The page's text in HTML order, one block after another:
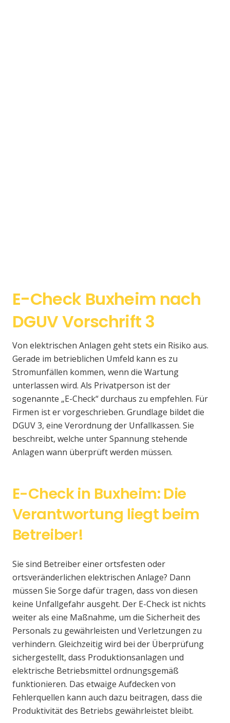
E-Check Buxheim nach
DGUV Vorschrift 3
Von elektrischen Anlagen geht stets ein Risiko aus.
Gerade im betrieblichen Umfeld kann es zu
Stromunfällen kommen, wenn die Wartung
unterlassen wird. Als Privatperson ist der
sogenannte „E-Check“ durchaus zu empfehlen. Für
Firmen ist er vorgeschrieben. Grundlage bildet die
DGUV 3, eine Verordnung der Unfallkassen. Sie
beschreibt, welche unter Spannung stehende
Anlagen wann überprüft werden müssen.
E-Check in Buxheim: Die
Verantwortung liegt beim
Betreiber!
Sie sind Betreiber einer ortsfesten oder
ortsveränderlichen elektrischen Anlage? Dann
müssen Sie Sorge dafür tragen, dass von diesen
keine Unfallgefahr ausgeht. Der E-Check ist nichts
weiter als eine Maßnahme, um die Sicherheit des
Personals zu gewährleisten und Verletzungen zu
verhindern. Gleichzeitig wird bei der Überprüfung
sichergestellt, dass Produktionsanlagen und
elektrische Betriebsmittel ordnungsgemäß
funktionieren. Das etwaige Aufdecken von
Fehlerquellen kann auch dazu beitragen, dass die
Produktivität des Betriebs gewährleistet bleibt.